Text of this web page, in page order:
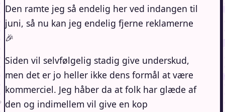
Den ramte jeg så endelig her ved indangen til
juni, så nu kan jeg endelig fjerne reklamerne
🎉
Siden vil selvfølgelig stadig give underskud,
men det er jo heller ikke dens formål at være
kommerciel. Jeg håber da at folk har glæde af
den og indimellem vil give en kop